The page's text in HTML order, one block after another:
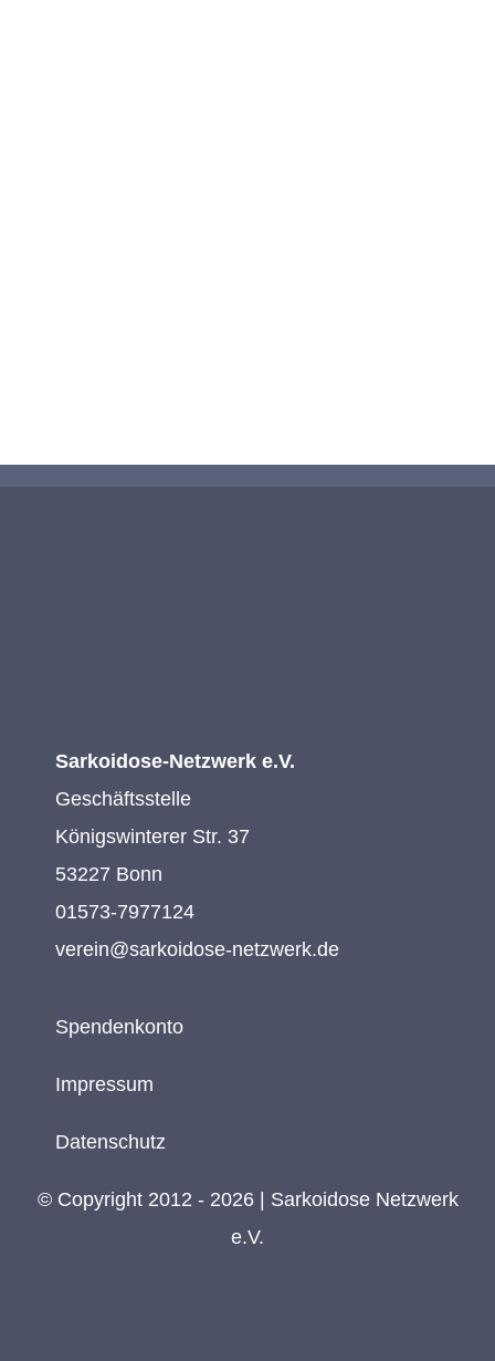
Sarkoidose-Netzwerk e.V.
Geschäftsstelle
Königswinterer Str. 37
53227 Bonn
01573-7977124
verein@sarkoidose-netzwerk.de
Spendenkonto
Impressum
Datenschutz
© Copyright 2012 - 2026 | Sarkoidose Netzwerk
e.V.